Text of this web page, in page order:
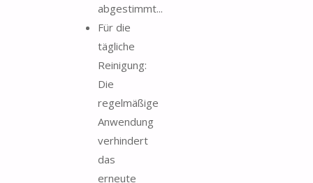
abgestimmt...
Für die
tägliche
Reinigung:
Die
regelmäßige
Anwendung
verhindert
das
erneute